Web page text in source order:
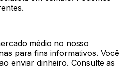
médio no nosso
para fins informativos. Você
enviar dinheiro. Consulte as